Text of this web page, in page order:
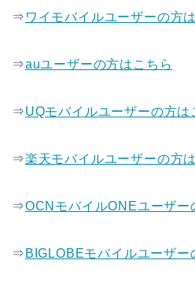
⇒ ワイモバイルユーザーの方
⇒auユーザーの方はこちら
⇒UQモバイルユーザーの方は
⇒楽天モバイルユーザーの方
⇒OCNモバイルONEユーザー
⇒ BIGLOBEモバイルユーザー